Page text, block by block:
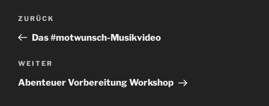
Beitragsnavigation
Vorheriger
Beitrag
ZURÜCK
Das #motwunsch-Musikvideo
Nächster
Beitrag
WEITER
Abenteuer Vorbereitung Workshop